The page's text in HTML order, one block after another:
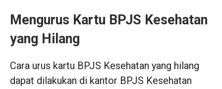
Mengurus Kartu BPJS Kesehatan
yang Hilang
Cara urus kartu BPJS Kesehatan yang hilang
dapat dilakukan di kantor BPJS Kesehatan